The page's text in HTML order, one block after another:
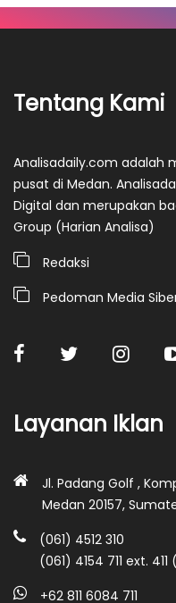
Tentang Kami
Analisadaily.com adalah
pusat di Medan.
Digital dan merupakan
Group (Harian Analisa)
Redaksi
Pedoman Media
Layanan Iklan
Jl. Padang Golf ,
Medan 20157,
(061) 4512 310
(061) 4154 711 ext.
+62 811 6084 711